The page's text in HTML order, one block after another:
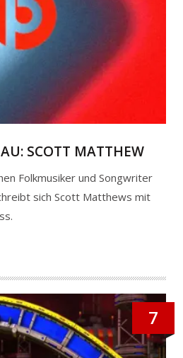
SCOTT MATTHEW
Folkmusiker und Songwriter
sich Scott Matthews mit
7